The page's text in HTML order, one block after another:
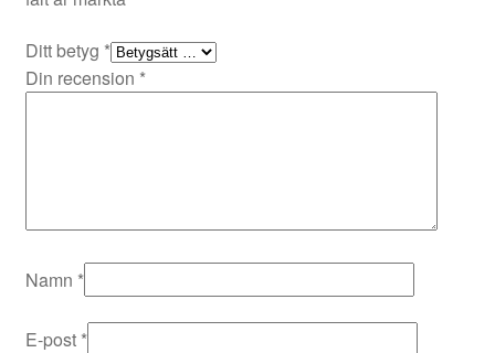
Ditt betyg *
Din recension *
Namn *
E-post *